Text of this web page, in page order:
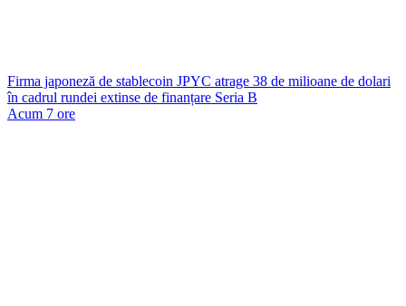
Firma japoneză de stablecoin JPYC atrage 38 de milioane de dolari
în cadrul rundei extinse de finanțare Seria B
Acum 7 ore